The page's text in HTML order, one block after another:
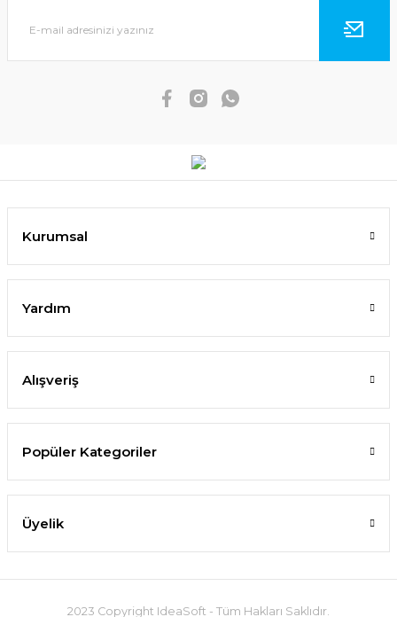
Kurumsal
Yardım
Alışveriş
Popüler Kategoriler
Üyelik
2023 Copyright IdeaSoft - Tüm Hakları Saklıdır.